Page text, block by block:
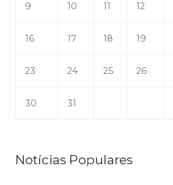
9 10 11 12
16 17 18 19
23 24 25 26
30 31
Notícias Populares